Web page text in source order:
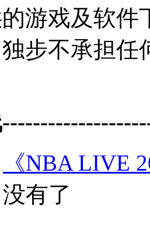
游戏及软件
独步不承担
《NBA LIVE
有了